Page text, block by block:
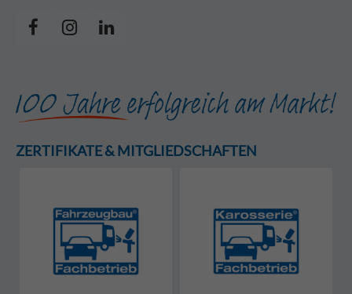
ZERTIFIKATE & MITGLIEDSCHAFTEN